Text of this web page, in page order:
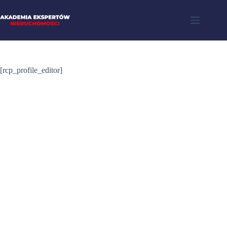
[rcp_profile_editor]